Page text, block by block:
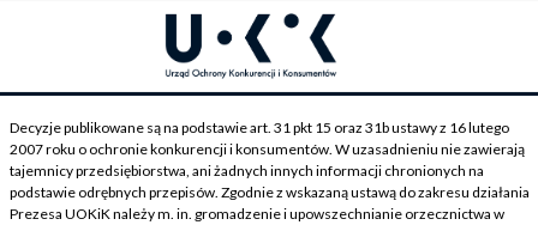
Decyzje publikowane są na podstawie art. 31 pkt 15 oraz 31b ustawy z 16 lutego
2007 roku o ochronie konkurencji i konsumentów. W uzasadnieniu nie zawierają
tajemnicy przedsiębiorstwa, ani żadnych innych informacji chronionych na
podstawie odrębnych przepisów. Zgodnie z wskazaną ustawą do zakresu działania
Prezesa UOKiK należy m. in. gromadzenie i upowszechnianie orzecznictwa w